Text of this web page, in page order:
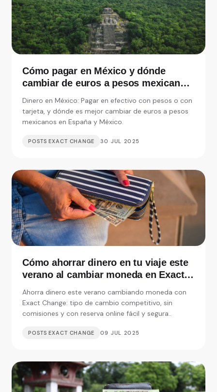
Cómo pagar en México y dónde
cambiar de euros a pesos mexicanos
Dinero en México: Pagar en efectivo con pesos o con
tarjeta, y dónde es mejor cambiar de euros a pesos
mexicanos en España y México.
POSTS EXACT CHANGE 30 JUL 2025
Cómo ahorrar dinero en tu viaje este
verano al cambiar moneda en Exact
Ahorra dinero este verano cambiando moneda con
Exact Change: tipo de cambio competitivo, sin
comisiones y con reserva online fácil y segura..
POSTS EXACT CHANGE 09 JUL 2025